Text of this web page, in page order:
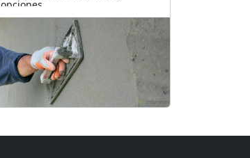
opciones